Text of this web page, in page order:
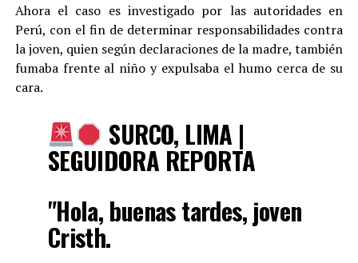
Ahora el caso es investigado por las autoridades en
Perú, con el fin de determinar responsabilidades contra
la joven, quien según declaraciones de la madre, también
fumaba frente al niño y expulsaba el humo cerca de su
cara.
SURCO, LIMA |
SEGUIDORA REPORTA
"Hola, buenas tardes, joven
Cristh.